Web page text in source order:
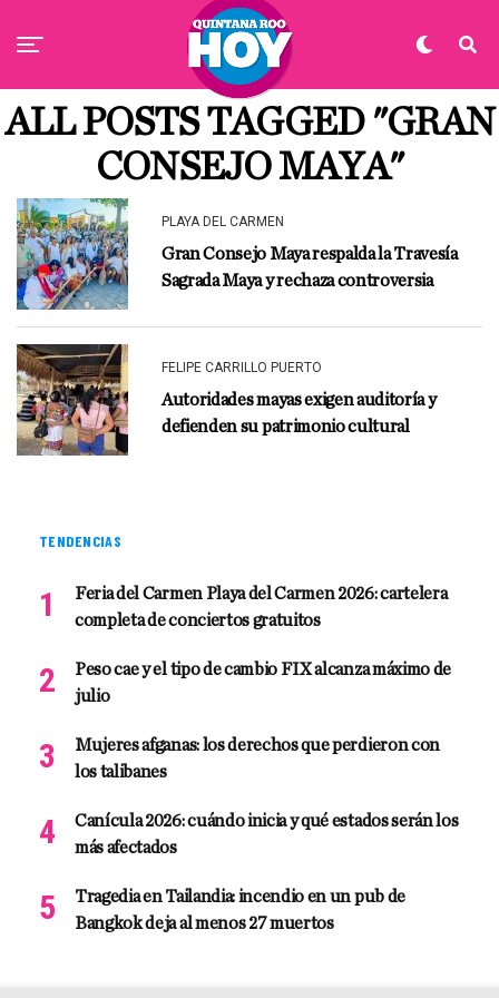
ALL POSTS TAGGED "GRAN
CONSEJO MAYA"
PLAYA DEL CARMEN
Gran Consejo Maya respalda la Travesía
Sagrada Maya y rechaza controversia
FELIPE CARRILLO PUERTO
Autoridades mayas exigen auditoría y
defienden su patrimonio cultural
TENDENCIAS
Feria del Carmen Playa del Carmen 2026: cartelera
completa de conciertos gratuitos
Peso cae y el tipo de cambio FIX alcanza máximo de
julio
Mujeres afganas: los derechos que perdieron con
los talibanes
Canícula 2026: cuándo inicia y qué estados serán los
más afectados
Tragedia en Tailandia: incendio en un pub de
Bangkok deja al menos 27 muertos